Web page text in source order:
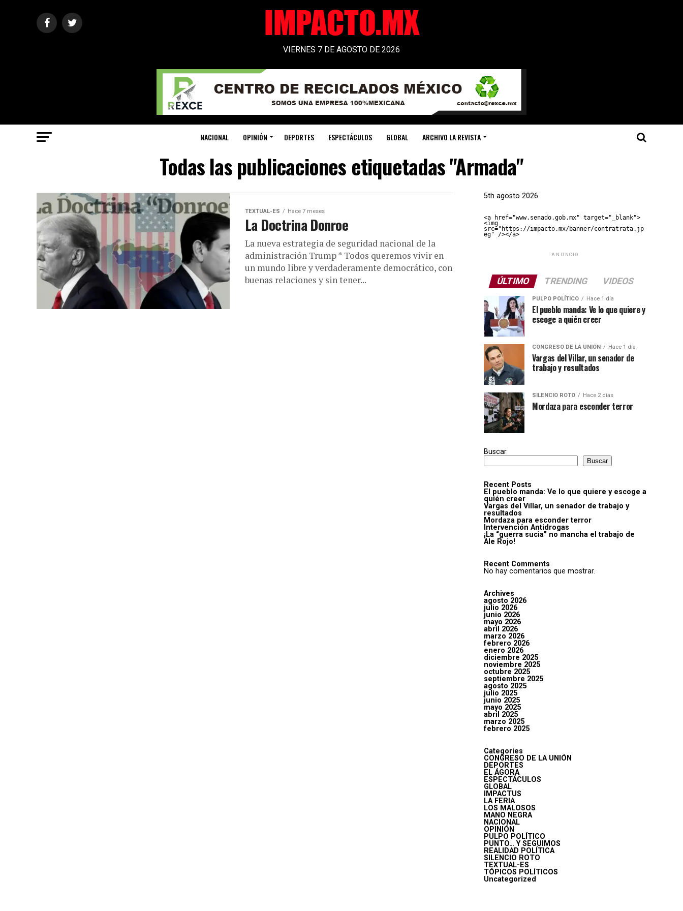
VIERNES 7 DE AGOSTO DE 2026
NACIONAL OPINIÓN DEPORTES ESPECTÁCULOS GLOBAL ARCHIVO LA REVISTA
Todas las publicaciones etiquetadas "Armada"
TEXTUAL-ES Hace 7 meses
La Doctrina Donroe
La nueva estrategia de seguridad nacional de la
administración Trump * Todos queremos vivir en
un mundo libre y verdaderamente democrático, con
buenas relaciones y sin tener...
5th agosto 2026
<a href="www.senado.gob.mx" target="_blank">
<img
src="https://impacto.mx/banner/contratrata.jp
eg" /></a>
ANUNCIO
ÚLTIMO TRENDING VIDEOS
PULPO POLÍTICO Hace 1 día
El pueblo manda: Ve lo que quiere y
escoge a quién creer
CONGRESO DE LA UNIÓN Hace 1 día
Vargas del Villar, un senador de
trabajo y resultados
SILENCIO ROTO Hace 2 días
Mordaza para esconder terror
Buscar
Buscar
Recent Posts
El pueblo manda: Ve lo que quiere y escoge a
quién creer
Vargas del Villar, un senador de trabajo y
resultados
Mordaza para esconder terror
Intervención Antidrogas
¡La “guerra sucia” no mancha el trabajo de
Ale Rojo!
Recent Comments
No hay comentarios que mostrar.
Archives
agosto 2026
julio 2026
junio 2026
mayo 2026
abril 2026
marzo 2026
febrero 2026
enero 2026
diciembre 2025
noviembre 2025
octubre 2025
septiembre 2025
agosto 2025
julio 2025
junio 2025
mayo 2025
abril 2025
marzo 2025
febrero 2025
Categories
CONGRESO DE LA UNIÓN
DEPORTES
EL ÁGORA
ESPECTÁCULOS
GLOBAL
IMPACTUS
LA FERIA
LOS MALOSOS
MANO NEGRA
NACIONAL
OPINIÓN
PULPO POLÍTICO
PUNTO… Y SEGUIMOS
REALIDAD POLÍTICA
SILENCIO ROTO
TEXTUAL-ES
TÓPICOS POLÍTICOS
Uncategorized